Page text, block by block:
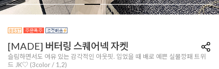
[MADE] 버터링 스퀘어넥 자켓
슬림하면서도 여유 있는 감각적인 아웃핏. 입었을 때 배로 예쁜 실물깡패 트위
드 JK♡ (3color / 1,2)